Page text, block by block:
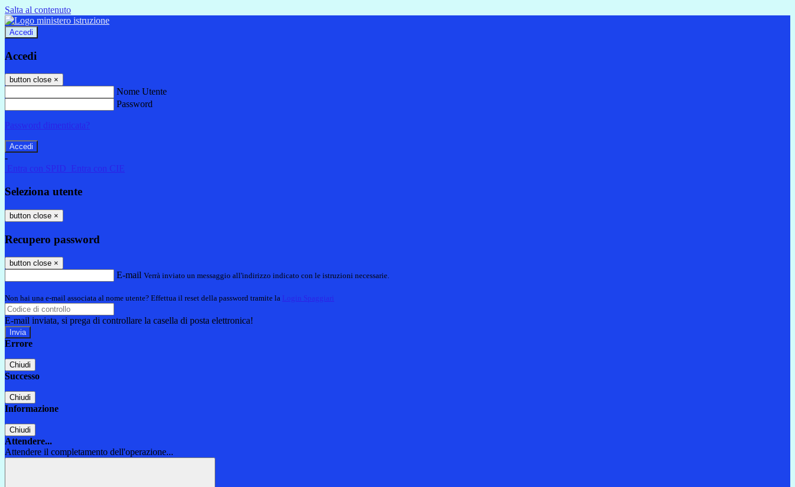
Salta al contenuto
Accedi
Accedi
button close ×
Nome Utente
Password
Password dimenticata?
-
Entra con SPID
Entra con CIE
Seleziona utente
button close ×
Recupero password
button close ×
E-mail Verrà inviato un messaggio all'indirizzo indicato con le istruzioni necessarie.
Non hai una e-mail associata al nome utente? Effettua il reset della password tramite la Login Spaggiari
E-mail inviata, si prega di controllare la casella di posta elettronica!
Errore
Chiudi
Successo
Chiudi
Informazione
Chiudi
Attendere...
Attendere il completamento dell'operazione...